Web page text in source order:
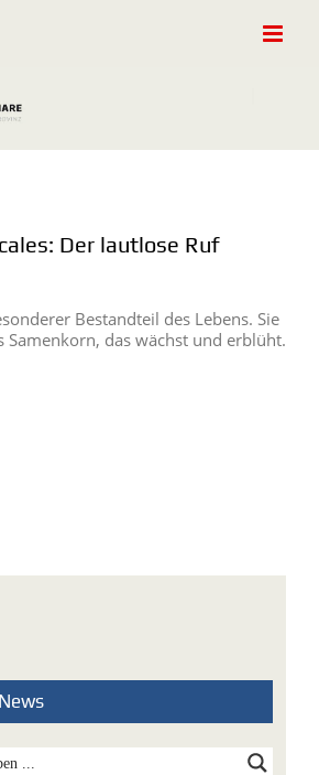
Der lautlose Ruf
Bestandteil des Lebens. Sie
Samenkorn, das wächst und erblüht.